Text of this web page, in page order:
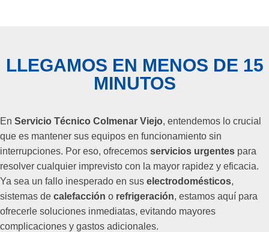
LLEGAMOS EN MENOS DE 15
MINUTOS
En Servicio Técnico Colmenar Viejo, entendemos lo crucial
que es mantener sus equipos en funcionamiento sin
interrupciones. Por eso, ofrecemos servicios urgentes para
resolver cualquier imprevisto con la mayor rapidez y eficacia.
Ya sea un fallo inesperado en sus electrodomésticos,
sistemas de calefacción o refrigeración, estamos aquí para
ofrecerle soluciones inmediatas, evitando mayores
complicaciones y gastos adicionales.